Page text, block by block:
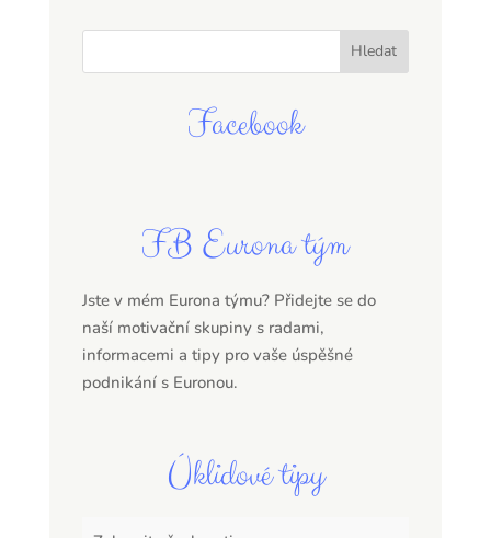
Facebook
FB Eurona tým
Jste v mém Eurona týmu? Přidejte se do
naší motivační skupiny s radami,
informacemi a tipy pro vaše úspěšné
podnikání s Euronou.
Úklidové tipy